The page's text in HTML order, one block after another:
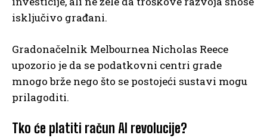
isključivo građani.
Gradonačelnik Melbournea Nicholas Reece
upozorio je da se podatkovni centri grade
mnogo brže nego što se postojeći sustavi mogu
prilagoditi.
Tko će platiti račun AI revolucije?